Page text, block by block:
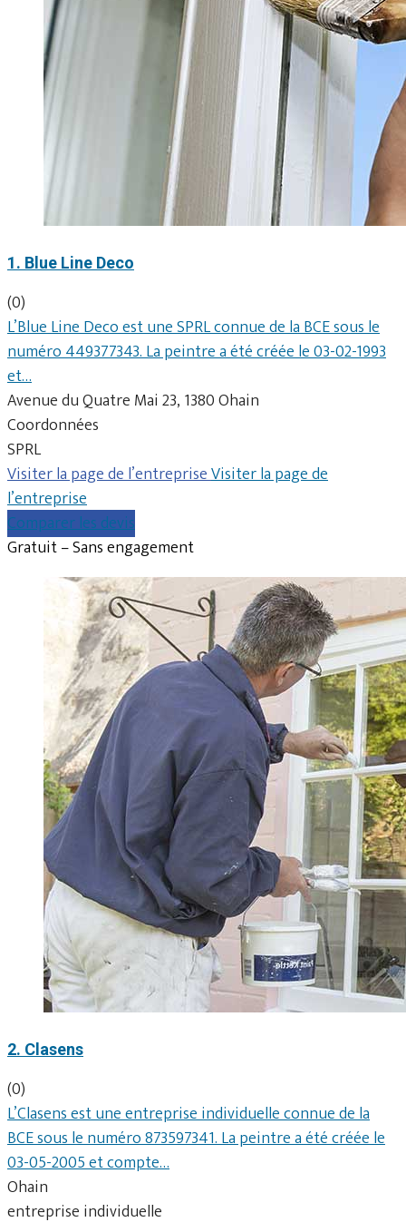
1. Blue Line Deco
(0)
L’Blue Line Deco est une SPRL connue de la BCE sous le
numéro 449377343. La peintre a été créée le 03-02-1993
et…
Avenue du Quatre Mai 23, 1380 Ohain
Coordonnées
SPRL
Visiter la page de l’entrepriseVisiter la page de
l’entreprise
Comparer les devis
Gratuit – Sans engagement
2. Clasens
(0)
L’Clasens est une entreprise individuelle connue de la
BCE sous le numéro 873597341. La peintre a été créée le
03-05-2005 et compte…
Ohain
entreprise individuelle